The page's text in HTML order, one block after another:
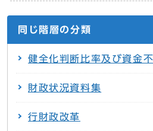
同じ階層の分類
健全化判断比率及び資金
財政状況資料集
行財政改革